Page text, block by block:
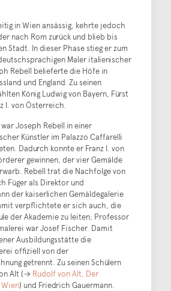
in Wien ansässig, kehrte jedoch
nach Rom zurück und blieb bis
Stadt. In dieser Phase stieg er zum
Maler italienischer
Rebell belieferte die Höfe in
und England. Zu seinen
König Ludwig von Bayern, Fürst
I. von Österreich.
Joseph Rebell in einer
Künstler im Palazzo Caffarelli
Dadurch konnte er Franz I. von
gewinnen, der vier Gemälde
Rebell trat die Nachfolge von
Füger als Direktor und
der kaiserlichen Gemäldegalerie
verpflichtete er sich auch, die
der Akademie zu leiten; Professor
war Josef Fischer. Damit
Ausbildungsstätte die
offiziell von der
getrennt. Zu seinen Schülern
Alt (→ Rudolf von Alt, Der
) und Friedrich Gauermann.